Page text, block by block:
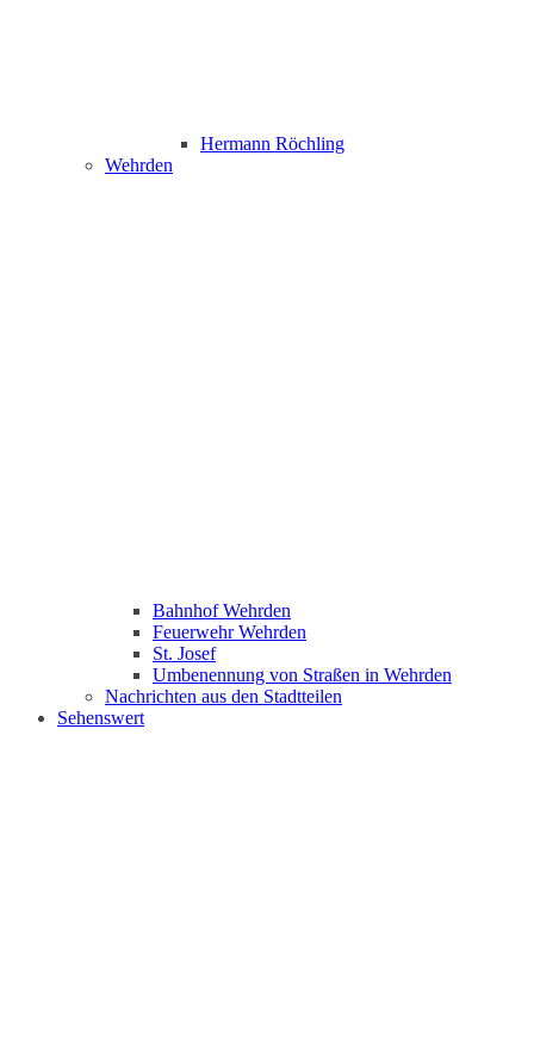
Hermann Röchling
Wehrden
Bahnhof Wehrden
Feuerwehr Wehrden
St. Josef
Umbenennung von Straßen in Wehrden
Nachrichten aus den Stadtteilen
Sehenswert